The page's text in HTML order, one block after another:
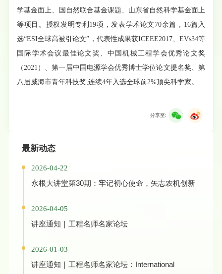
学基金面上、国自然联合基金课题、山东省自然科学基金面上
等项目。授权发明专利19项，发表学术论文70余篇，16篇入
选“ESI全球高被引论文”，代表性成果获ICEEE2017、EVs34等
国际学术会议最佳论文奖、中国机械工程学会优秀论文奖
（2021）、第一届中国电源学会优秀博士学位论文提名奖、第
八届威海市青年科技奖;连续4年入选全球前2%顶尖科学家。
分享至:
最新动态
2026-04-22
永根大讲堂第30期：牢记初心使命，矢志农机创新
2026-04-05
讲座通知｜工程名师名家论坛
2026-01-03
讲座通知｜工程名师名家论坛：International